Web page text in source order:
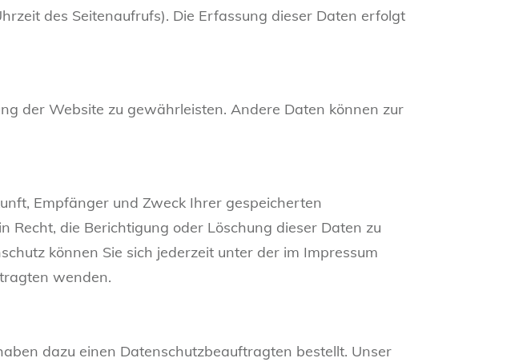
des Seitenaufrufs). Die Erfassung dieser Daten erfolgt
der Website zu gewährleisten. Andere Daten können zur
Empfänger und Zweck Ihrer gespeicherten
Recht, die Berichtigung oder Löschung dieser Daten zu
können Sie sich jederzeit unter der im Impressum
wenden.
dazu einen Datenschutzbeauftragten bestellt. Unser